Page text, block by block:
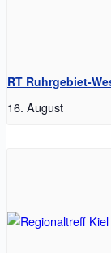
RT Ruhrgebiet-
16. August